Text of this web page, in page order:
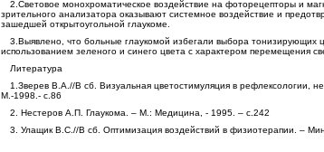
2.Световое монохроматическое воздействие на фоторецепторы и
зрительного анализатора оказывают системное воздействие и
зашедшей открытоугольной глаукоме.
3.Выявлено, что больные глаукомой избегали выбора тонизирующих
использованием зеленого и синего цвета с характером перемещения
Литература
1.Зверев В.А.//В сб. Визуальная цветостимуляция в рефлексологии,
М.-1998.- с.86
2. Нестеров А.П. Глаукома. – М.: Медицина, - 1995. – с.242
3. Улащик В.С.//В сб. Оптимизация воздействий в физиотерапии. –